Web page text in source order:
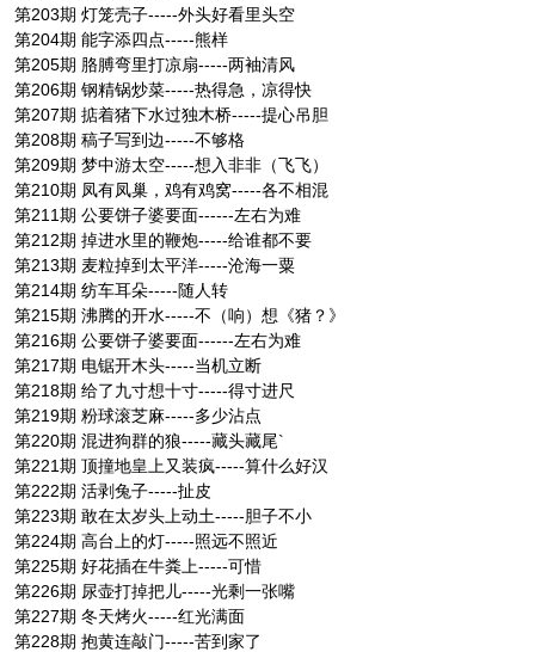
第203期 灯笼壳子-----外头好看里头空
第204期 能字添四点-----熊样
第205期 胳膊弯里打凉扇-----两袖清风
第206期 钢精锅炒菜-----热得急，凉得快
第207期 掂着猪下水过独木桥-----提心吊胆
第208期 稿子写到边-----不够格
第209期 梦中游太空-----想入非非（飞飞）
第210期 凤有凤巢，鸡有鸡窝-----各不相混
第211期 公要饼子婆要面------左右为难
第212期 掉进水里的鞭炮-----给谁都不要
第213期 麦粒掉到太平洋-----沧海一粟
第214期 纺车耳朵-----随人转
第215期 沸腾的开水-----不（响）想《猪？》
第216期 公要饼子婆要面------左右为难
第217期 电锯开木头-----当机立断
第218期 给了九寸想十寸-----得寸进尺
第219期 粉球滚芝麻-----多少沾点
第220期 混进狗群的狼-----藏头藏尾`
第221期 顶撞地皇上又装疯-----算什么好汉
第222期 活剥兔子-----扯皮
第223期 敢在太岁头上动土-----胆子不小
第224期 高台上的灯-----照远不照近
第225期 好花插在牛粪上-----可惜
第226期 尿壶打掉把儿-----光剩一张嘴
第227期 冬天烤火-----红光满面
第228期 抱黄连敲门-----苦到家了